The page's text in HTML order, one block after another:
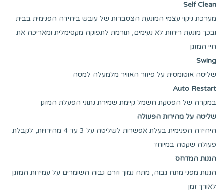
Self Clean
מערכת ניקוי עצמי המונעת הצטברות של עובש ביחידה הפנימית בבית
ובכך מונעת ריחות לא נעימים, תורמת לתפוקה מקסימלית ומאריכה את
חיי המזגן
Swing
שליטה אוטומטית על פיזור האוויר מלמעלה למטה
Auto Restart
במקרה של הפסקת חשמל קיימת שמירת נתוני הפעלת המזגן
שליטה על מהירות הפעולה
היחידה הפנימית בעלת אפשרות לשליטה על 3 עד 4 מהירויות, לקבלת
פעולה שקטה במיוחד
הגנות המדחס
הגנות מפני מתח גבוה, מתח נמוך וזרם גבוה השומרים על עמידות המזגן
לאורך זמן